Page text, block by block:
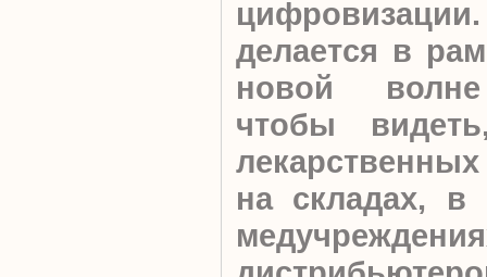
делается в
новой волне
чтобы
на складах, в